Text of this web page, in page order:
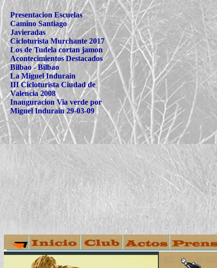
Presentacion Escuelas
Camino Santiago
Javieradas
Cicloturista Murchante 2017
Los de Tudela cortan jamon
Acontecimientos Destacados
Bilbao - Bilbao
La Miguel Indurain
III Cicloturista Ciudad de
Valencia 2008
Inauguracion Via verde por
Miguel Indurain 29-03-09